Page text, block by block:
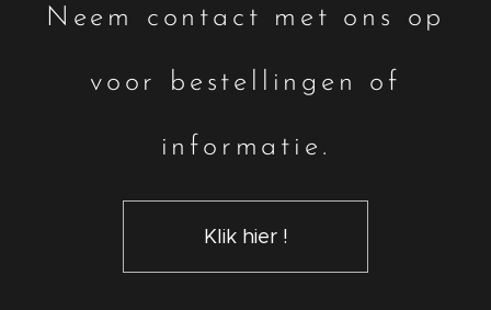
Neem contact met ons op
voor bestellingen of
informatie.
Klik hier !